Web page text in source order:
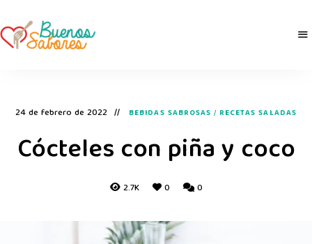
24 de febrero de 2022 BEBIDAS SABROSAS / RECETAS SALADAS
Cócteles con piña y coco
2.7K 0 0